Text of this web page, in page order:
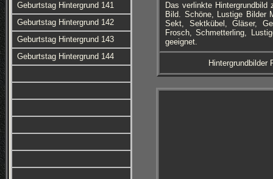
Geburtstag Hintergrund 141
Geburtstag Hintergrund 142
Geburtstag Hintergrund 143
Geburtstag Hintergrund 144
Das verlinkte
Bild. Schöne, Lustige Bilder
Sekt, Sektkübel, Gläser,
Frosch, Schmetterling,
geeignet.
Hintergrundbilder